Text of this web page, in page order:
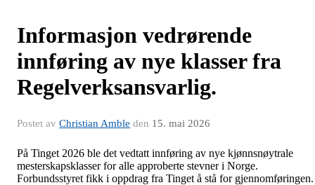
Informasjon vedrørende
innføring av nye klasser fra
Regelverksansvarlig.
Postet av Christian Amble den 15. mai 2026
På Tinget 2026 ble det vedtatt innføring av nye kjønnsnøytrale
mesterskapsklasser for alle approberte stevner i Norge.
Forbundsstyret fikk i oppdrag fra Tinget å stå for gjennomføringen.